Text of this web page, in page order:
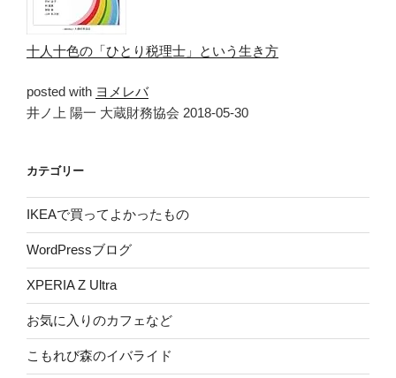
十人十色の「ひとり税理士」という生き方
posted with ヨメレバ
井ノ上 陽一 大蔵財務協会 2018-05-30
カテゴリー
IKEAで買ってよかったもの
WordPressブログ
XPERIA Z Ultra
お気に入りのカフェなど
こもれび森のイバライド